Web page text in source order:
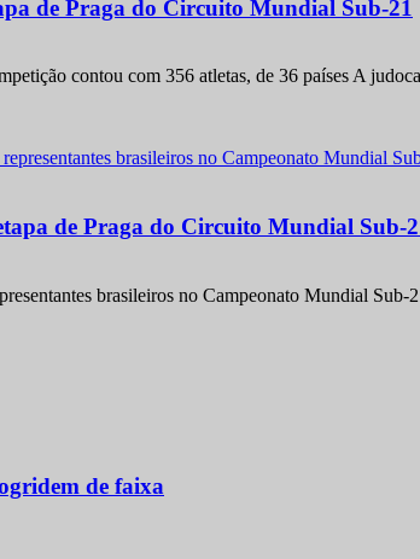
de Praga do Circuito Mundial Sub-21
contou com 356 atletas, de 36 países A
de Praga do Circuito Mundial Sub-
brasileiros no Campeonato Mundial
de faixa